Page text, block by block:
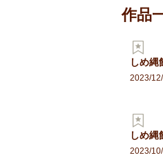
作品
しめ縄
2023/
しめ縄
2023/